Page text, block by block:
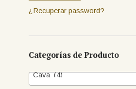
¿Recuperar password?
Categorías de Producto
Cava (4)